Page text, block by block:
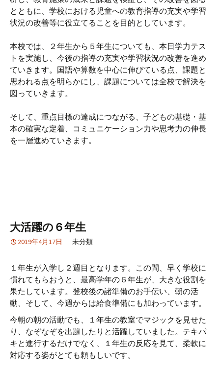
とともに、学校における児童への教育指導の充実や学習
状況の改善等に役立てることを目的としています。
本校では、２年生から５年生についても、本日学力テス
トを実施し、今後の指導の充実や学習状況の改善を進め
ていきます。国語や算数を中心に伸びている点、課題と
思われる点を明らかにし、課題については全校で解決を
図っていきます。
そして、重点目標の達成につながる、子どもの基礎・基
本の確実な定着、コミュニケーション力や思考力の伸長
を一層進めていきます。
大活躍の６年生
2019年4月17日 未分類
１年生が入学し２週目となります。この間、早く学校に
慣れてもらおうと、最高学年の６年生が、大きな役割を
果たしています。登校後の諸準備のお手伝い、朝の活
動、そして、今週からは給食準備にも加わっています。
今朝の朝の活動でも、１年生の教室でマジックを見せた
り、なぞなぞを出題したりと活躍していました。テキパ
キと進行するだけでなく、１年生の反応を見て、柔軟に
対応する姿がとても頼もしいです。